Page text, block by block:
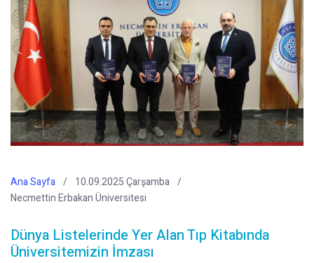
Ana Sayfa
10.09.2025 Çarşamba
Necmettin Erbakan Üniversitesi
Dünya Listelerinde Yer Alan Tıp Kitabında
Üniversitemizin İmzası